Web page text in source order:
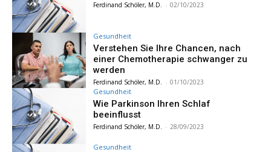
Ferdinand Schöler, M.D. - 02/10/2023
Gesundheit
Verstehen Sie Ihre Chancen, nach
einer Chemotherapie schwanger zu
werden
Ferdinand Schöler, M.D. - 01/10/2023
Gesundheit
Wie Parkinson Ihren Schlaf
beeinflusst
Ferdinand Schöler, M.D. - 28/09/2023
Gesundheit